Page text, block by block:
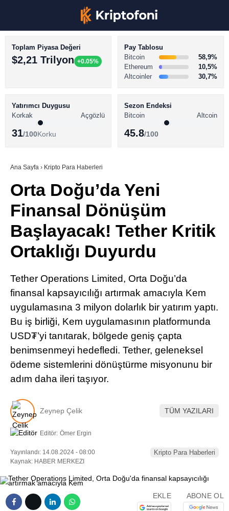
Youtube
TikTok
Telegram
BİTCOİN HABERLERİ
ALTCOİN HABERLERİ
SÖZLÜK
Toplam Piyasa Değeri
$2,21 Trilyon +0.05%
Pay Tablosu
Bitcoin
58,9%
Ethereum
10,5%
Altcoinler
30,7%
Yatırımcı Duygusu
Korkak
Açgözlü
31/100Korku
Sezon Endeksi
Bitcoin
Altcoin
45.8/100
Ana Sayfa › Kripto Para Haberleri
Orta Doğu’da Yeni
Finansal Dönüşüm
Başlayacak! Tether Kritik
Ortaklığı Duyurdu
Tether Operations Limited, Orta Doğu’da
finansal kapsayıcılığı artırmak amacıyla Kem
uygulamasına 3 milyon dolarlık bir yatırım yaptı.
Bu iş birliği, Kem uygulamasının platformunda
USD₮’yi tanıtarak, bölgede geniş çapta
benimsenmeyi hedefledi. Tether, geleneksel
ödeme sistemlerini dönüştürme misyonunu bir
adım daha ileri taşıyor.
Zeynep Çelik TÜM YAZILARI
Editör: Ömer Ergin
Yayınlandı: 14.08.2024 - 08:00
Kaynak: HABER MERKEZI
Kripto Para Haberleri
EKLE ABONE OL